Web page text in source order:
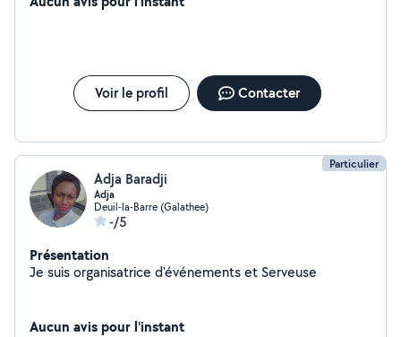
Voir le profil Contacter
Particulier
Adja Baradji
Adja
Deuil-la-Barre (Galathee)
-/5
Présentation
Je suis organisatrice d'événements et Serveuse
Aucun avis pour l'instant